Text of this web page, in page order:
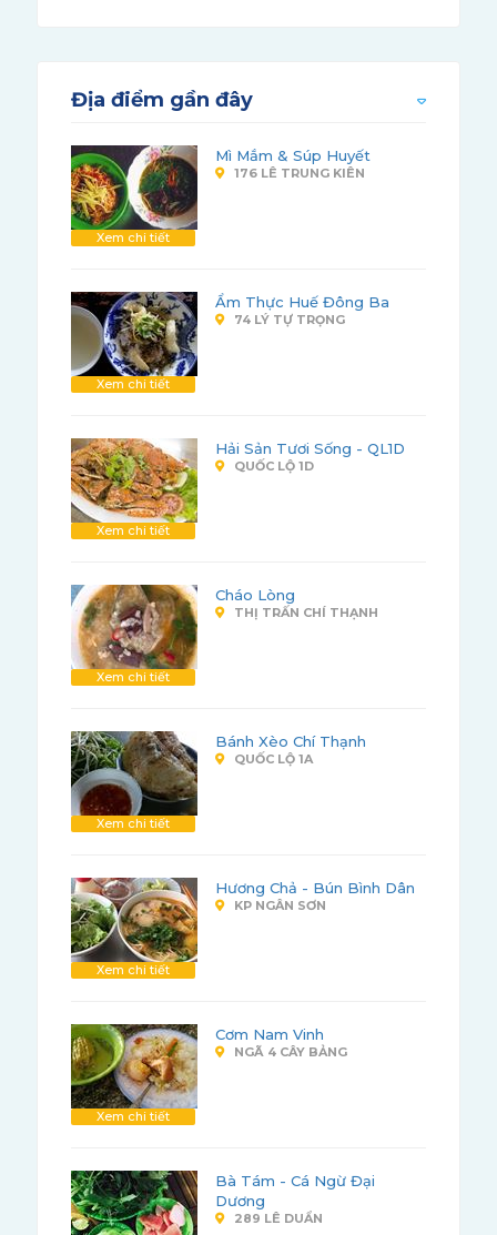
Địa điểm gần đây
Xem chi tiết
Mì Mắm & Súp Huyết
176 LÊ TRUNG KIÊN
Xem chi tiết
Ẩm Thực Huế Đông Ba
74 LÝ TỰ TRỌNG
Xem chi tiết
Hải Sản Tươi Sống - QL1D
QUỐC LỘ 1D
Xem chi tiết
Cháo Lòng
THỊ TRẤN CHÍ THẠNH
Xem chi tiết
Bánh Xèo Chí Thạnh
QUỐC LỘ 1A
Xem chi tiết
Hương Chả - Bún Bình Dân
KP NGÂN SƠN
Xem chi tiết
Cơm Nam Vinh
NGÃ 4 CÂY BẢNG
Bà Tám - Cá Ngừ Đại
Dương
289 LÊ DUẨN